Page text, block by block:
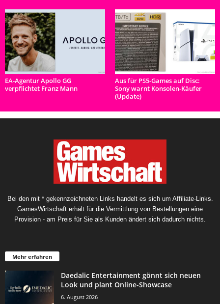
EA-Agentur Apollo GG
verpflichtet Franz Mann
Aus für PS5-Games auf Disc:
Sony warnt Konsolen-Käufer
(Update)
Bei den mit * gekennzeichneten Links handelt es sich um Affiliate-Links.
GamesWirtschaft erhält für die Vermittlung von Bestellungen eine
Provision - am Preis für Sie als Kunden ändert sich dadurch nichts.
Mehr erfahren
Daedalic Entertainment gönnt sich neuen
Look und plant Online-Showcase
6. August 2026